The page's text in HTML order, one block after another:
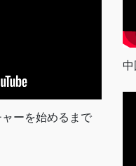
ーを始めるまで
中